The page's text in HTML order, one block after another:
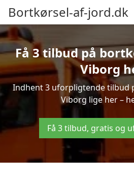
Bortkørsel-af-jord.dk
Få 3 tilbud på
Viborg
Indhent 3 uforpligtende tilbud
Viborg lige her –
Få 3 tilbud, gratis og